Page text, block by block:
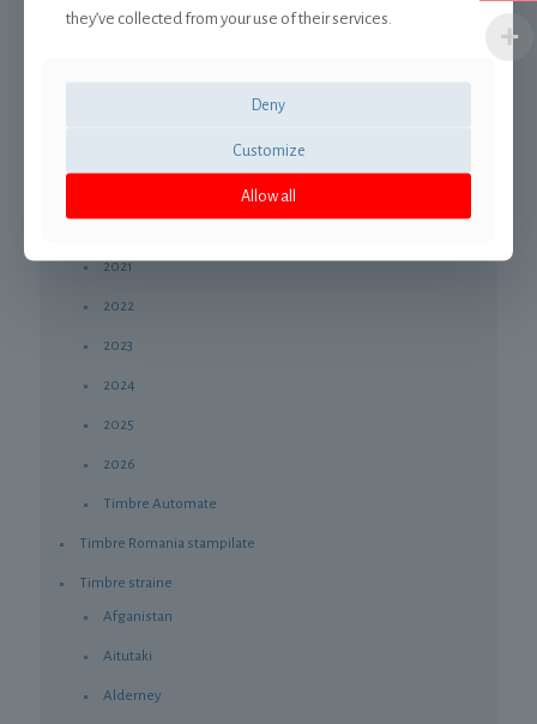
2021
2022
2023
2024
2025
2026
Timbre Automate
Timbre Romania stampilate
Timbre straine
Afganistan
Aitutaki
Alderney
they’ve collected from your use of their services.
Deny
Customize
Allow all